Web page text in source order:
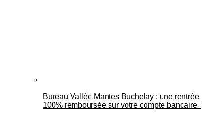
Bureau Vallée Mantes Buchelay : une rentrée
100% remboursée sur votre compte bancaire !